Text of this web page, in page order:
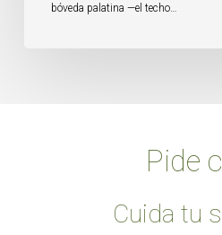
bóveda palatina —el techo…
Pide
Cuida tu